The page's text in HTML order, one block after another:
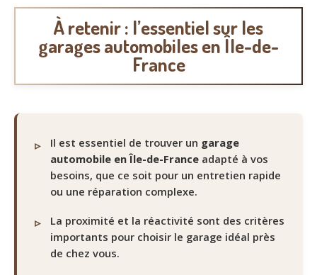
À retenir : l’essentiel sur les
garages automobiles en Île-de-
France
Il est essentiel de trouver un garage
automobile en Île-de-France adapté à vos
besoins, que ce soit pour un entretien rapide
ou une réparation complexe.
La proximité et la réactivité sont des critères
importants pour choisir le garage idéal près
de chez vous.